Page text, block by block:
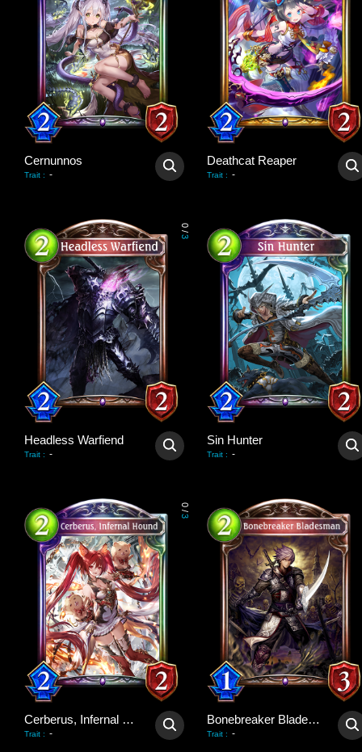
Cernunnos
Trait : -
Deathcat Reaper
Trait : -
0
/
3
Headless Warfiend
Trait : -
Sin Hunter
Trait : -
0
/
3
Cerberus, Infernal Hound
Trait : -
Bonebreaker Bladesman
Trait : -